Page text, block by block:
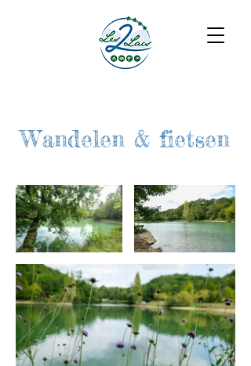
Wandelen & fietsen